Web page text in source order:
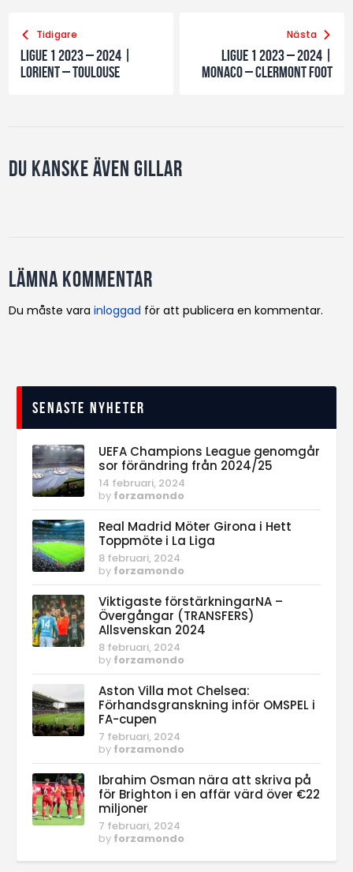
Tidigare
Ligue 1 2023 – 2024 |
Lorient – Toulouse
Nästa
Ligue 1 2023 – 2024 |
Monaco – Clermont Foot
Du kanske även gillar
Lämna kommentar
Du måste varainloggad för att publicera en kommentar.
Senaste nyheter
UEFA Champions League genomgår
sor förändring från 2024/25
14 februari, 2024
by forzamondo
Real Madrid Möter Girona i Hett
Toppmöte i La Liga
8 februari, 2024
by forzamondo
Viktigaste förstärkningarNA –
Övergångar (TRANSFERS)
Allsvenskan 2024
8 februari, 2024
by forzamondo
Aston Villa mot Chelsea:
Förhandsgranskning inför OMSPEL i
FA-cupen
7 februari, 2024
by forzamondo
Ibrahim Osman nära att skriva på
för Brighton i en affär värd över €22
miljoner
7 februari, 2024
by forzamondo